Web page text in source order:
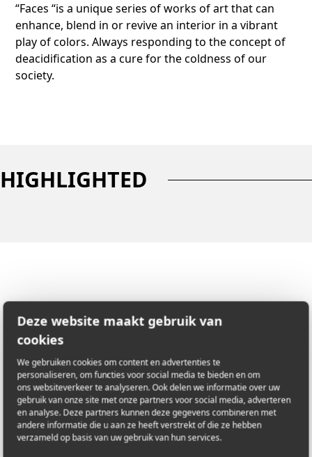
Deze website maakt gebruik van
cookies
We gebruiken cookies om content en advertenties te
personaliseren, om functies voor social media te bieden en om
ons websiteverkeer te analyseren. Ook delen we informatie over uw
gebruik van onze site met onze partners voor social media, adverteren
en analyse. Deze partners kunnen deze gegevens combineren met
andere informatie die u aan ze heeft verstrekt of die ze hebben
verzameld op basis van uw gebruik van hun services.
“Faces “is a unique series of works of art that can
enhance, blend in or revive an interior in a vibrant
play of colors. Always responding to the concept of
deacidification as a cure for the coldness of our
society.
HIGHLIGHTED
Do you have a question about
this artwork? Let us know!
LOCATION
Augustijnenlaan 1
2200 Herentals
Antwerpen, België